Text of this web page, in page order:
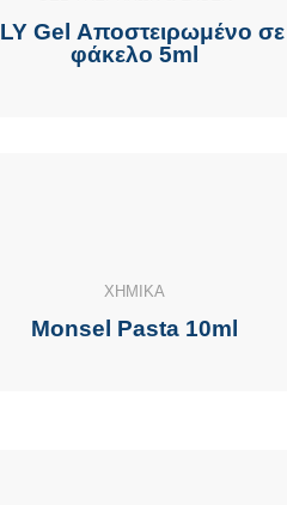
Gel Αποστειρωμένο σε
φάκελο 5ml
ΧΗΜΙΚΑ
Monsel Pasta 10ml